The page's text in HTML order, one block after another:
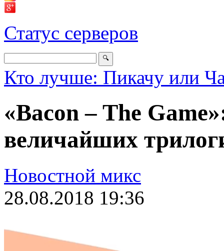
Статус серверов
Кто лучше: Пикачу или
«Bacon – The
величайших
Новостной микс
28.08.2018 19:36